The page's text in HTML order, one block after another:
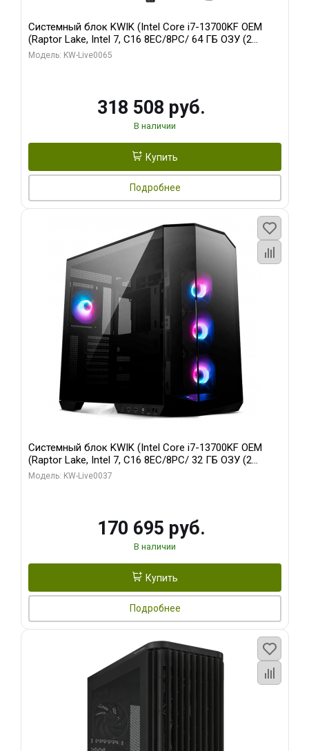
Системный блок KWIK (Intel Core i7-13700KF OEM
(Raptor Lake, Intel 7, C16 8EC/8PC/ 64 ГБ ОЗУ (2
модуля)/ ASUS RTX5080 PROART OC 16GB GDDR7
Модель: KW-Live0065
318 508 руб.
В наличии
Купить
Подробнее
Системный блок KWIK (Intel Core i7-13700KF OEM
(Raptor Lake, Intel 7, C16 8EC/8PC/ 32 ГБ ОЗУ (2
модуля)/ Gigabyte RTX5070 AERO OC 12GB GDDR7
Модель: KW-Live0037
170 695 руб.
В наличии
Купить
Подробнее